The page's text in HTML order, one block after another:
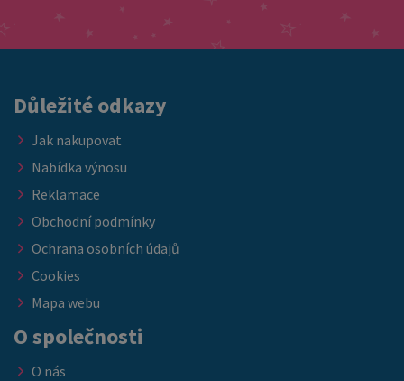
nebo ubytovacích kapacit. ➡️ Nabídka platí do vyprodání
Důležité odkazy
Jak nakupovat
Nabídka výnosu
Reklamace
Obchodní podmínky
Ochrana osobních údajů
Cookies
Mapa webu
O společnosti
O nás